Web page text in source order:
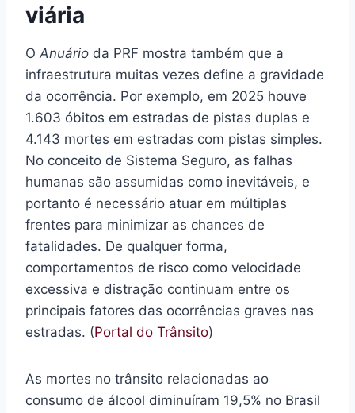
viária
O Anuário da PRF mostra também que a
infraestrutura muitas vezes define a gravidade
da ocorrência. Por exemplo, em 2025 houve
1.603 óbitos em estradas de pistas duplas e
4.143 mortes em estradas com pistas simples.
No conceito de Sistema Seguro, as falhas
humanas são assumidas como inevitáveis, e
portanto é necessário atuar em múltiplas
frentes para minimizar as chances de
fatalidades. De qualquer forma,
comportamentos de risco como velocidade
excessiva e distração continuam entre os
principais fatores das ocorrências graves nas
estradas. (Portal do Trânsito)
As mortes no trânsito relacionadas ao
consumo de álcool diminuíram 19,5% no Brasil